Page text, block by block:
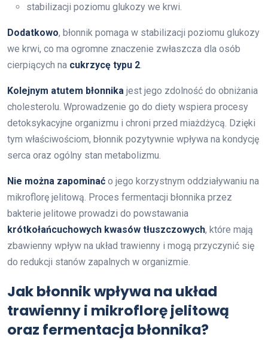
stabilizacji poziomu glukozy we krwi.
Dodatkowo, błonnik pomaga w stabilizacji poziomu glukozy
we krwi, co ma ogromne znaczenie zwłaszcza dla osób
cierpiących na cukrzycę typu 2.
Kolejnym atutem błonnika jest jego zdolność do obniżania
cholesterolu. Wprowadzenie go do diety wspiera procesy
detoksykacyjne organizmu i chroni przed miażdżycą. Dzięki
tym właściwościom, błonnik pozytywnie wpływa na kondycję
serca oraz ogólny stan metabolizmu.
Nie można zapominać o jego korzystnym oddziaływaniu na
mikroflorę jelitową. Proces fermentacji błonnika przez
bakterie jelitowe prowadzi do powstawania
krótkołańcuchowych kwasów tłuszczowych, które mają
zbawienny wpływ na układ trawienny i mogą przyczynić się
do redukcji stanów zapalnych w organizmie.
Jak błonnik wpływa na układ
trawienny i mikroflorę jelitową
oraz fermentacja błonnika?